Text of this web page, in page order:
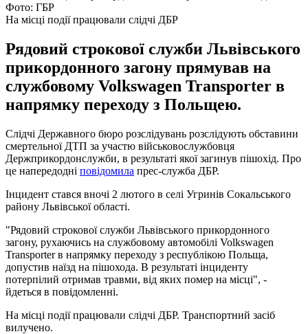
Фото: ГБР
На місці події працювали слідчі ДБР
Рядовий строкової служби Львівського
прикордонного загону прямував на
службовому Volkswagen Transporter в
напрямку переходу з Польщею.
Слідчі Державного бюро розслідувань розслідують обставини
смертельної ДТП за участю військовослужбовця
Держприкордонслужби, в результаті якої загинув пішохід. Про
це напередодні повідомила прес-служба ДБР.
Інцидент стався вночі 2 лютого в селі Угринів Сокальського
району Львівської області.
"Рядовий строкової служби Львівського прикордонного
загону, рухаючись на службовому автомобілі Volkswagen
Transporter в напрямку переходу з республікою Польща,
допустив наїзд на пішохода. В результаті інциденту
потерпілий отримав травми, від яких помер на місці", -
йдеться в повідомленні.
На місці події працювали слідчі ДБР. Транспортний засіб
вилучено.